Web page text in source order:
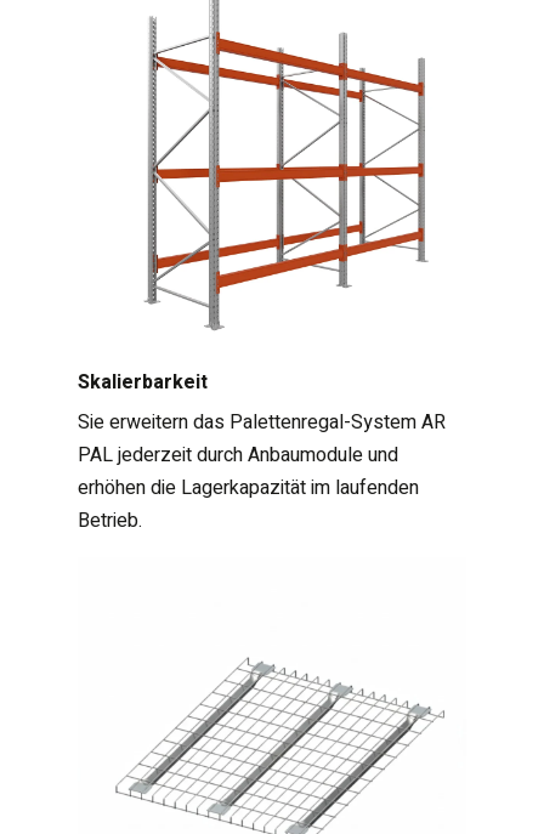
Skalierbarkeit
Sie erweitern das Palettenregal-System AR
PAL jederzeit durch Anbaumodule und
erhöhen die Lagerkapazität im laufenden
Betrieb.